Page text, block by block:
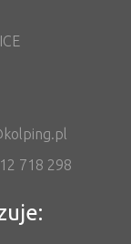
718 298